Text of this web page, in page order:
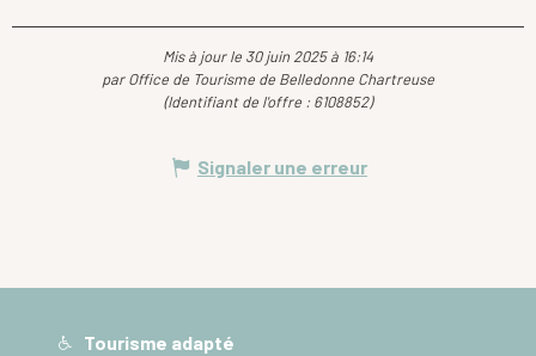
Mis à jour le 30 juin 2025 à 16:14
par Office de Tourisme de Belledonne Chartreuse
(Identifiant de l'offre : 6108852)
Signaler une erreur
Tourisme adapté